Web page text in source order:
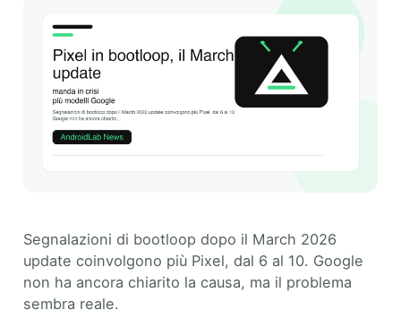
Segnalazioni di bootloop dopo il March 2026
update coinvolgono più Pixel, dal 6 al 10. Google
non ha ancora chiarito la causa, ma il problema
sembra reale.